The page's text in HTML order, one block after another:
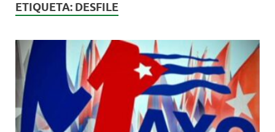
ETIQUETA: DESFILE